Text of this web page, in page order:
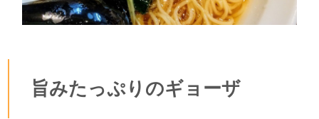
旨みたっぷりのギョーザ